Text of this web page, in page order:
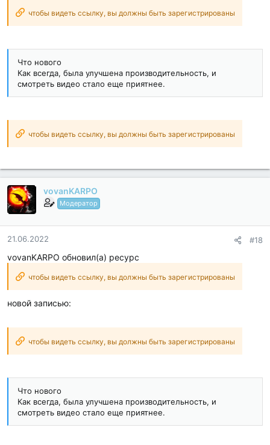
чтобы видеть ссылку, вы должны быть зарегистрированы
Что нового
Как всегда, была улучшена производительность, и
смотреть видео стало еще приятнее.
чтобы видеть ссылку, вы должны быть зарегистрированы
vovanKARPO
Модератор
21.06.2022 #18
vovanKARPO обновил(а) ресурс
чтобы видеть ссылку, вы должны быть зарегистрированы
новой записью:
чтобы видеть ссылку, вы должны быть зарегистрированы
Что нового
Как всегда, была улучшена производительность, и
смотреть видео стало еще приятнее.